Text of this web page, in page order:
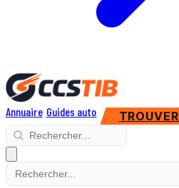
Annuaire Guides auto TROUVER